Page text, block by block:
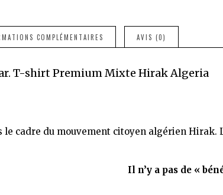
COMPLÉMENTAIRES AVIS (0)
T-shirt Premium Mixte Hirak Algeria
le cadre du mouvement citoyen algérien
Il n’y a pas de «